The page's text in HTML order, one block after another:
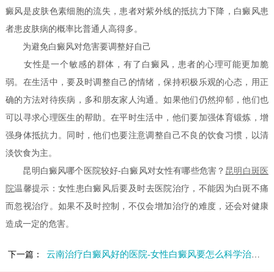
癜风是皮肤色素细胞的流失，患者对紫外线的抵抗力下降，白癜风患
者患皮肤病的概率比普通人高得多。
为避免白癜风对危害要调整好自己
女性是一个敏感的群体，有了白癜风，患者的心理可能更加脆
弱。在生活中，要及时调整自己的情绪，保持积极乐观的心态，用正
确的方法对待疾病，多和朋友家人沟通。如果他们仍然抑郁，他们也
可以寻求心理医生的帮助。在平时生活中，他们要加强体育锻炼，增
强身体抵抗力。同时，他们也要注意调整自己不良的饮食习惯，以清
淡饮食为主。
昆明白癜风哪个医院较好-白癜风对女性有哪些危害？ 昆明白斑医
院温馨提示：女性患白癜风后要及时去医院治疗，不能因为白斑不痛
而忽视治疗。如果不及时控制，不仅会增加治疗的难度，还会对健康
造成一定的危害。
下一篇： 云南治疗白癜风好的医院-女性白癜风要怎么科学治疗呢